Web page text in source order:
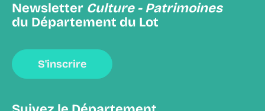
Newsletter Culture - Patrimoines
du Département du Lot
S'inscrire